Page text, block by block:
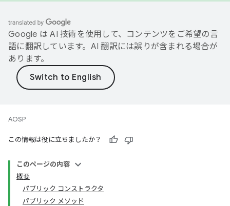
Google は AI 技術を使用して、コンテンツをご希望の言
語に翻訳しています。AI 翻訳には誤りが含まれる場合が
あります。
AOSP
この情報は役に立ちましたか？
このページの内容
概要
パブリック コンストラクタ
パブリック メソッド